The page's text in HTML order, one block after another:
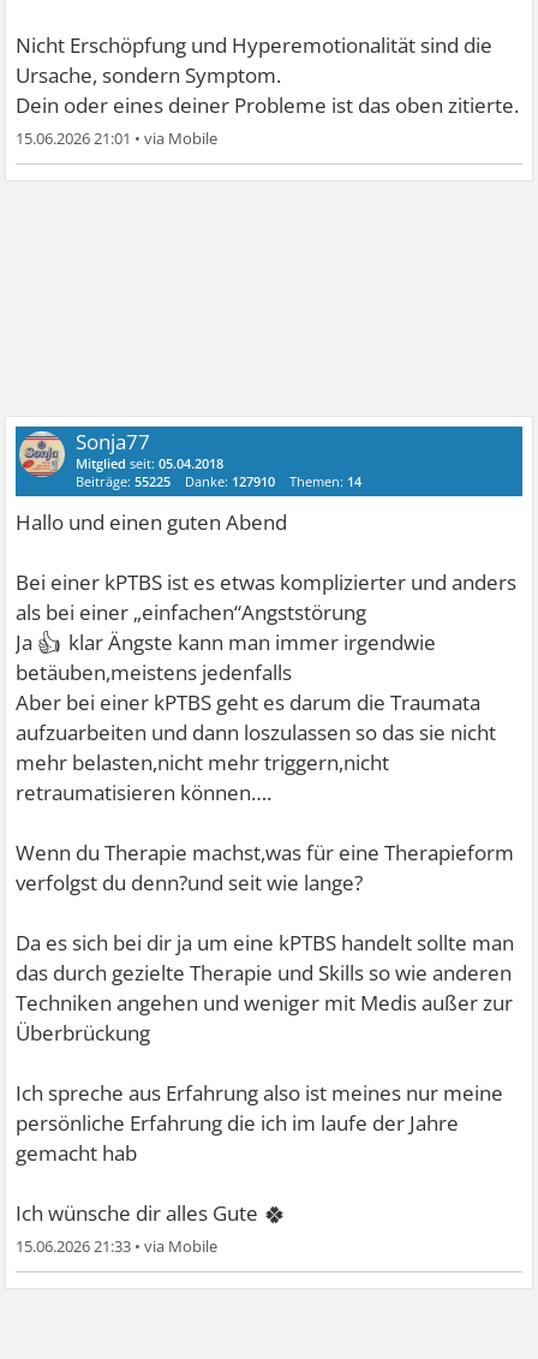
Nicht Erschöpfung und Hyperemotionalität sind die
Ursache, sondern Symptom.
Dein oder eines deiner Probleme ist das oben zitierte.
15.06.2026 21:01 •
Sonja77
Mitglied seit:05.04.2018
Beiträge:55225 Danke: 127910 Themen: 14
Hallo und einen guten Abend
Bei einer kPTBS ist es etwas komplizierter und anders
als bei einer „einfachen“Angststörung
Ja 👍 klar Ängste kann man immer irgendwie
betäuben,meistens jedenfalls
Aber bei einer kPTBS geht es darum die Traumata
aufzuarbeiten und dann loszulassen so das sie nicht
mehr belasten,nicht mehr triggern,nicht
retraumatisieren können….
Wenn du Therapie machst,was für eine Therapieform
verfolgst du denn?und seit wie lange?
Da es sich bei dir ja um eine kPTBS handelt sollte man
das durch gezielte Therapie und Skills so wie anderen
Techniken angehen und weniger mit Medis außer zur
Überbrückung
Ich spreche aus Erfahrung also ist meines nur meine
persönliche Erfahrung die ich im laufe der Jahre
gemacht hab
Ich wünsche dir alles Gute 🍀
15.06.2026 21:33 •